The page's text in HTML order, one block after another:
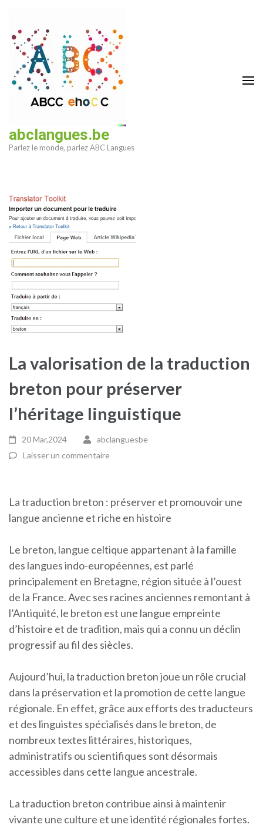
contenu
(Pressez
Entrée)
abclangues.be
Parlez le monde, parlez ABC Langues
La valorisation de la traduction
breton pour préserver
l’héritage linguistique
20 Mar,2024
abclanguesbe
Laisser un commentaire
La traduction breton : préserver et promouvoir une
langue ancienne et riche en histoire
Le breton, langue celtique appartenant à la famille
des langues indo-européennes, est parlé
principalement en Bretagne, région située à l’ouest
de la France. Avec ses racines anciennes remontant à
l’Antiquité, le breton est une langue empreinte
d’histoire et de tradition, mais qui a connu un déclin
progressif au fil des siècles.
Aujourd’hui, la traduction breton joue un rôle crucial
dans la préservation et la promotion de cette langue
régionale. En effet, grâce aux efforts des traducteurs
et des linguistes spécialisés dans le breton, de
nombreux textes littéraires, historiques,
administratifs ou scientifiques sont désormais
accessibles dans cette langue ancestrale.
La traduction breton contribue ainsi à maintenir
vivante une culture et une identité régionales fortes.